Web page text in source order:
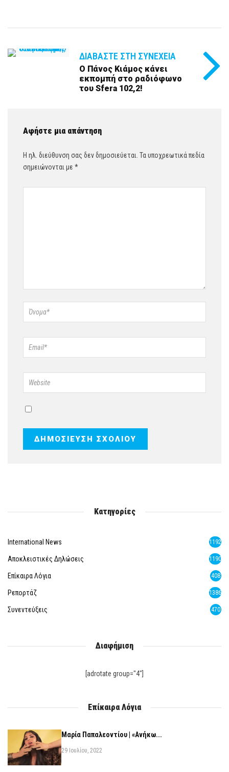
ΔΙΑΒΆΣΤΕ ΣΤΗ ΣΥΝΈΧΕΙΑ
Ο Πάνος Κιάμος κάνει
εκπομπή στο ραδιόφωνο
του Sfera 102,2!
Αφήστε μια απάντηση
Η ηλ. διεύθυνση σας δεν δημοσιεύεται. Τα υποχρεωτικά πεδία
σημειώνονται με *
Κατηγορίες
International News 1192
Αποκλειστικές Δηλώσεις 1190
Επίκαιρα Λόγια 408
Ρεπορτάζ 1386
Συνεντεύξεις 470
Διαφήμιση
[adrotate group="4"]
Επίκαιρα Λόγια
Μαρία Παπαλεοντίου | «Ανήκω...
29 Ιουλίου, 2022